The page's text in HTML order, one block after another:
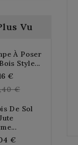
Vu
À Poser
Style...
€
price
€
De Sol
€